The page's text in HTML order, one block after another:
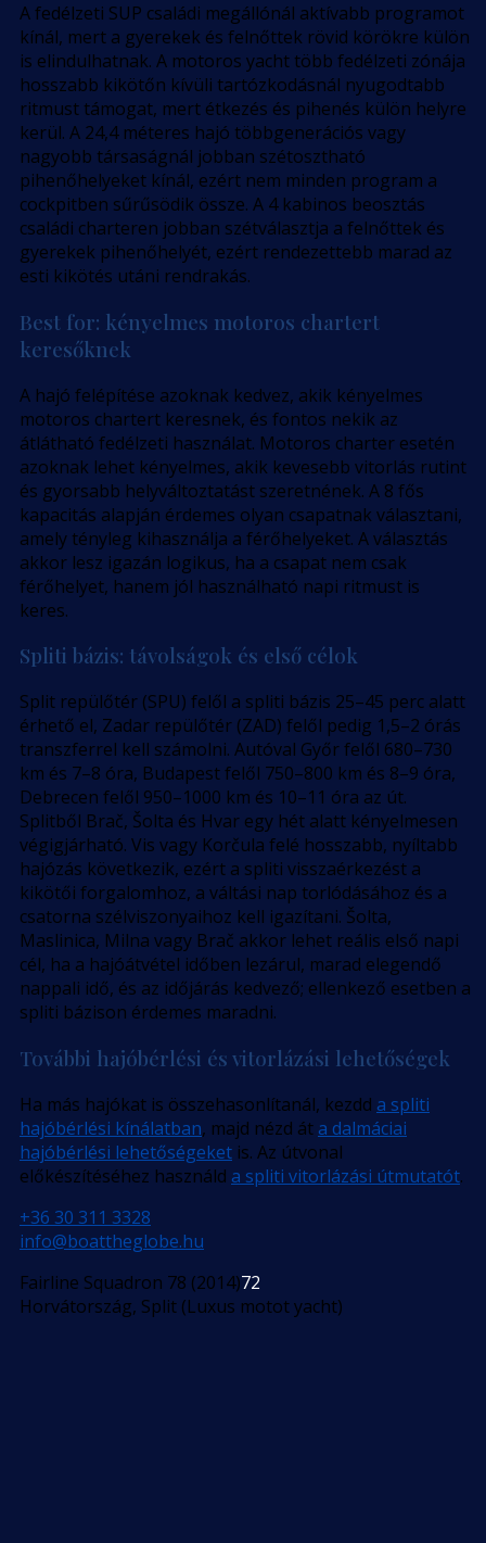
A fedélzeti SUP családi megállónál aktívabb programot
kínál, mert a gyerekek és felnőttek rövid körökre külön
is elindulhatnak. A motoros yacht több fedélzeti zónája
hosszabb kikötőn kívüli tartózkodásnál nyugodtabb
ritmust támogat, mert étkezés és pihenés külön helyre
kerül. A 24,4 méteres hajó többgenerációs vagy
nagyobb társaságnál jobban szétosztható
pihenőhelyeket kínál, ezért nem minden program a
cockpitben sűrűsödik össze. A 4 kabinos beosztás
családi charteren jobban szétválasztja a felnőttek és
gyerekek pihenőhelyét, ezért rendezettebb marad az
esti kikötés utáni rendrakás.
Best for: kényelmes motoros chartert
keresőknek
A hajó felépítése azoknak kedvez, akik kényelmes
motoros chartert keresnek, és fontos nekik az
átlátható fedélzeti használat. Motoros charter esetén
azoknak lehet kényelmes, akik kevesebb vitorlás rutint
és gyorsabb helyváltoztatást szeretnének. A 8 fős
kapacitás alapján érdemes olyan csapatnak választani,
amely tényleg kihasználja a férőhelyeket. A választás
akkor lesz igazán logikus, ha a csapat nem csak
férőhelyet, hanem jól használható napi ritmust is
keres.
Spliti bázis: távolságok és első célok
Split repülőtér (SPU) felől a spliti bázis 25–45 perc alatt
érhető el, Zadar repülőtér (ZAD) felől pedig 1,5–2 órás
transzferrel kell számolni. Autóval Győr felől 680–730
km és 7–8 óra, Budapest felől 750–800 km és 8–9 óra,
Debrecen felől 950–1000 km és 10–11 óra az út.
Splitből Brač, Šolta és Hvar egy hét alatt kényelmesen
végigjárható. Vis vagy Korčula felé hosszabb, nyíltabb
hajózás következik, ezért a spliti visszaérkezést a
kikötői forgalomhoz, a váltási nap torlódásához és a
csatorna szélviszonyaihoz kell igazítani. Šolta,
Maslinica, Milna vagy Brač akkor lehet reális első napi
cél, ha a hajóátvétel időben lezárul, marad elegendő
nappali idő, és az időjárás kedvező; ellenkező esetben a
spliti bázison érdemes maradni.
További hajóbérlési és vitorlázási lehetőségek
Ha más hajókat is összehasonlítanál, kezdd a spliti
hajóbérlési kínálatban, majd nézd áta dalmáciai
hajóbérlési lehetőségeket is. Az útvonal
előkészítéséhez használd a spliti vitorlázási útmutatót.
+36 30 311 3328
info@boattheglobe.hu
Fairline Squadron 78 (2014)72
Horvátország, Split (Luxus motot yacht)